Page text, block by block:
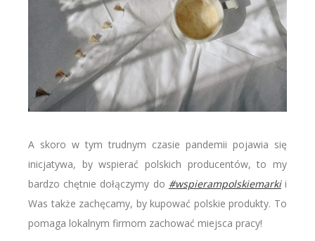
A skoro w tym trudnym czasie pandemii pojawia się
inicjatywa, by wspierać polskich producentów, to my
bardzo chętnie dołączymy do #wspierampolskiemarkii
Was także zachęcamy, by kupować polskie produkty. To
pomaga lokalnym firmom zachować miejsca pracy!